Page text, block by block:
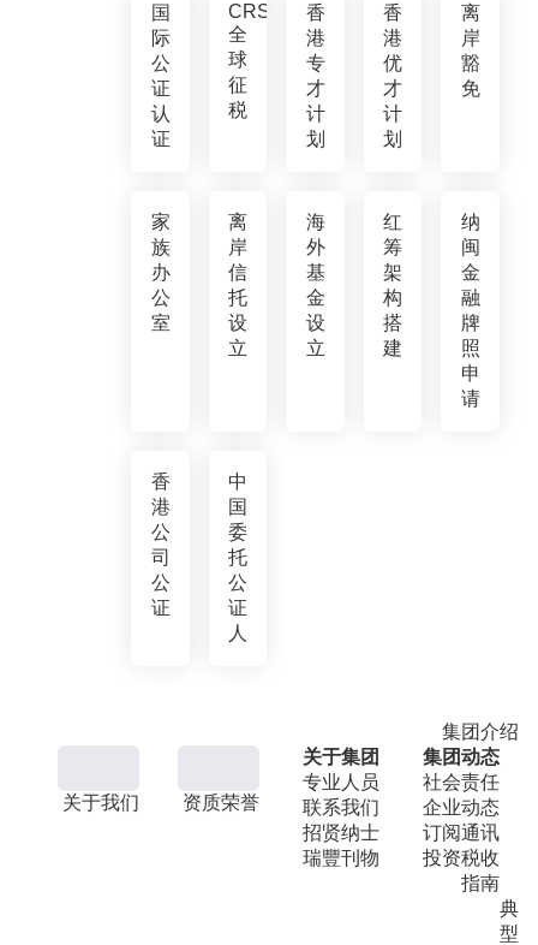
国
际
公
证
认
证
CRS
全
球
征
税
香
港
专
才
计
划
香
港
优
才
计
划
离
岸
豁
免
家
族
办
公
室
离
岸
信
托
设
立
海
外
基
金
设
立
红
筹
架
构
搭
建
纳
闽
金
融
牌
照
申
请
香
港
公
司
公
证
中
国
委
托
公
证
人
集团介绍
关于我们 资质荣誉
关于集团
专业人员
联系我们
招贤纳士
瑞豐刊物
集团动态
社会责任
企业动态
订阅通讯
投资税收
指南
典
型